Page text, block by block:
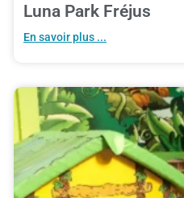
Luna Park Fréjus
En savoir plus ...